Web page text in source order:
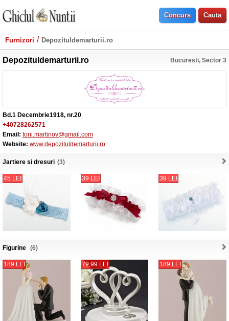
Furnizori Depozituldemarturii.ro
Depozituldemarturii.ro Bucuresti, Sector 3
Bd.1 Decembrie1918, nr.20
+40728262571
Email: toni.martinov@gmail.com
Website: www.depozituldemarturii.ro
Jartiere si dresuri (3)
45 LEI 39 LEI 39 LEI
Figurine (6)
189 LEI 79,99 LEI 189 LEI